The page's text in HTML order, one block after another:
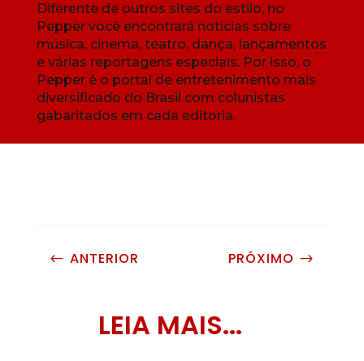
Diferente de outros sites do estilo, no
Pepper você encontrará notícias sobre
música, cinema, teatro, dança, lançamentos
e várias reportagens especiais. Por isso, o
Pepper é o portal de entretenimento mais
diversificado do Brasil com colunistas
gabaritados em cada editoria.
# ANTERIOR PRÓXIMO $
LEIA MAIS...